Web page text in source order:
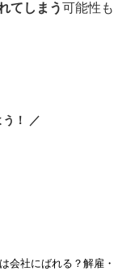
てしまう可能性も
う！ ／
会社にばれる？解雇・